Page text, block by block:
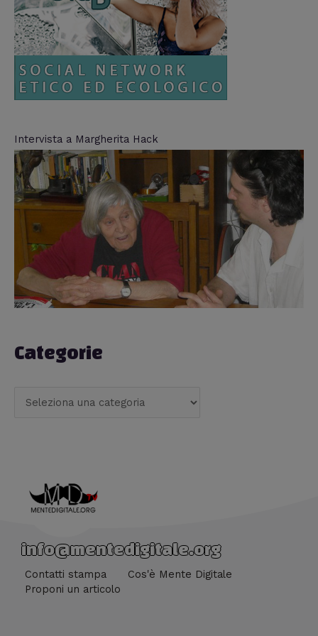
Intervista a Margherita Hack
Categorie
info@mentedigitale.org
Contatti stampa
Cos'è Mente Digitale
Proponi un articolo